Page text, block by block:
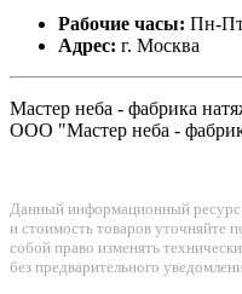
Рабочие часы: Пн-
Адрес: г. Москва
Мастер неба - фабрика
ООО "Мастер неба -
Данный информационный ресурс
и стоимость товаров уточняйте
собой право изменять
без предварительного